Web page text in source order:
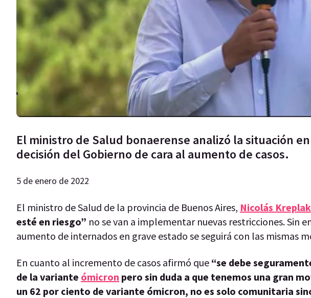
El ministro de Salud bonaerense analizó la situación
decisión del Gobierno de cara al aumento de casos.
5 de enero de 2022
El ministro de Salud de la provincia de Buenos Aires, Nicolás Kreplak
esté en riesgo” no se van a implementar nuevas restricciones. Sin
aumento de internados en grave estado se seguirá con las mismas
En cuanto al incremento de casos afirmó que “se debe
de la variante ómicron pero sin duda a que tenemos una gran
un 62 por ciento de variante ómicron, no es solo comunitaria